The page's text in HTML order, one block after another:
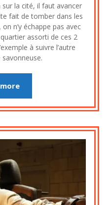
7
août
2023
la cité, il faut avancer
fait de tomber dans les
n’y échappe pas avec
assorti de ces 2
à suivre l’autre